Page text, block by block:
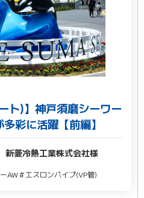
ト)】神戸須磨シーワー
彩に活躍【前編】
新菱冷熱工業株式会社様
AW＃エスロンパイプ(VP管)